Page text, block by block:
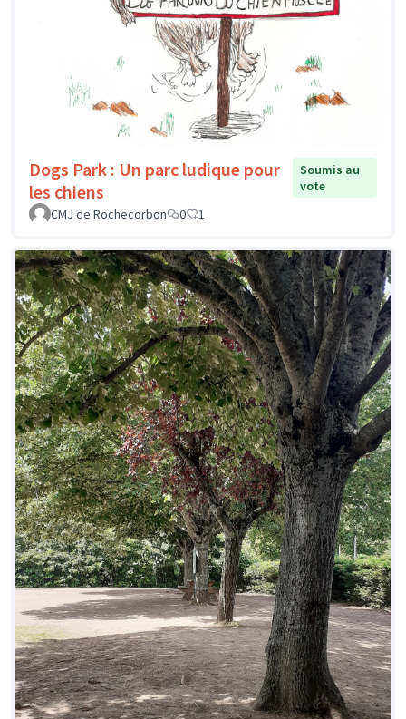
Dogs Park : Un parc ludique pour
les chiens
Soumis au
vote
CMJ de Rochecorbon
0 1